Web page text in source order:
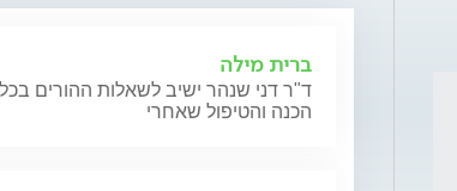
ברית מילה
ד"ר דני שנהר ישיב לשאלות ההורים
הכנה והטיפול שאחרי